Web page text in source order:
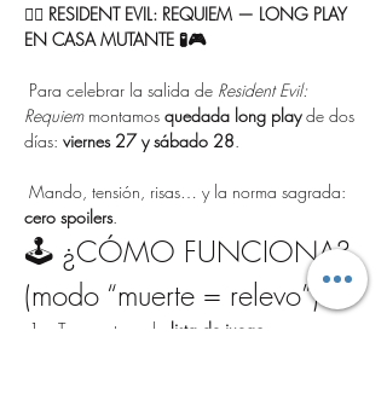
🧟‍♂️ RESIDENT EVIL: REQUIEM — LONG PLAY
EN CASA MUTANTE 🧪🎮
Para celebrar la salida de Resident Evil:
Requiem montamos quedada long play de dos
días: viernes 27 y sábado 28.
Mando, tensión, risas… y la norma sagrada:
cero spoilers.
🕹️ ¿CÓMO FUNCIONA?
(modo “muerte = relevo”)
Te apuntas a la lista de juego